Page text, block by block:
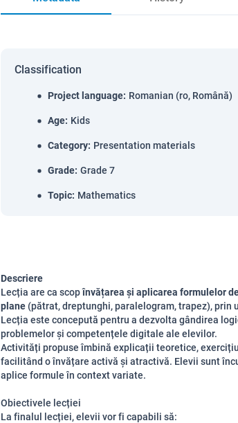
Classification
Project language: Romanian (ro, Română)
Age: Kids
Category: Presentation materials
Grade: Grade 7
Topic: Mathematics
Descriere
Lecția are ca scopînvățarea și aplicarea formulelor
plane (pătrat, dreptunghi, paralelogram, trapez),
Lecția este concepută pentru a dezvolta gândirea
problemelor și competențele digitale ale elevilor.
Activități propuse îmbină explicații teoretice,
facilitând o învățare activă și atractivă. Elevii sunt
aplice formule în context variate.
Obiectivele lecției
La finalul lecției, elevii vor fi capabili să: